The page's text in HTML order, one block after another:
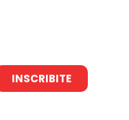
INSCRIBITE